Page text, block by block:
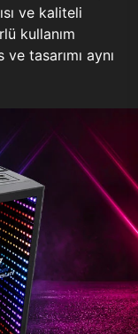
ve kaliteli
kullanım
tasarımı aynı